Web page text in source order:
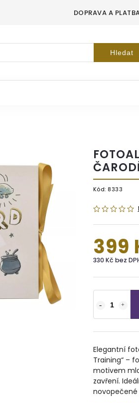
DOPRAVA A
Hledat
Kód: 8333
399
330 Kč bez
Elegantní
Training“ –
motivem
zavření.